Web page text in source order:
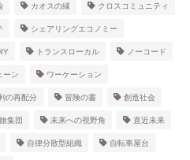
カオスの縁 クロスコミュニティ
シェアリングエコノミー
トランスローカル ノーコード
ーン ワーケーション
の再配分 冒険の書 創造社会
旅集団 未来への視野角 直近未来
自律分散型組織 自転車屋台